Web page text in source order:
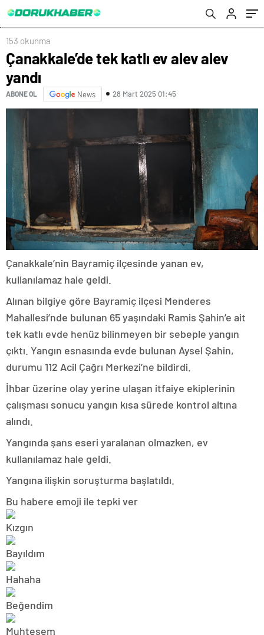
153 okunma
Çanakkale’de tek katlı ev alev alev
yandı
ABONE OL News 28 Mart 2025 01:45
Çanakkale’nin Bayramiç ilçesinde yanan ev,
kullanılamaz hale geldi.
Alınan bilgiye göre Bayramiç ilçesi Menderes
Mahallesi’nde bulunan 65 yaşındaki Ramis Şahin’e ait
tek katlı evde henüz bilinmeyen bir sebeple yangın
çıktı. Yangın esnasında evde bulunan Aysel Şahin,
durumu 112 Acil Çağrı Merkezi’ne bildirdi.
İhbar üzerine olay yerine ulaşan itfaiye ekiplerinin
çalışması sonucu yangın kısa sürede kontrol altına
alındı.
Yangında şans eseri yaralanan olmazken, ev
kullanılamaz hale geldi.
Yangına ilişkin soruşturma başlatıldı.
Bu habere emoji ile tepki ver